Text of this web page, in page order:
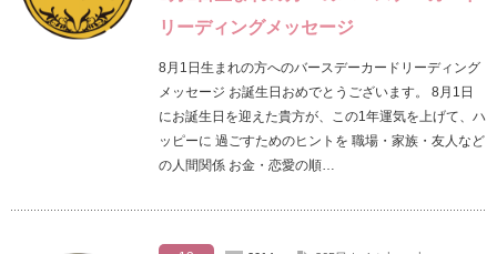
リーディングメッセージ
8月1日生まれの方へのバースデーカードリーディング
メッセージ お誕生日おめでとうございます。 8月1日
にお誕生日を迎えた貴方が、この1年運気を上げて、ハ
ッピーに 過ごすためのヒントを 職場・家族・友人など
の人間関係 お金・恋愛の順…